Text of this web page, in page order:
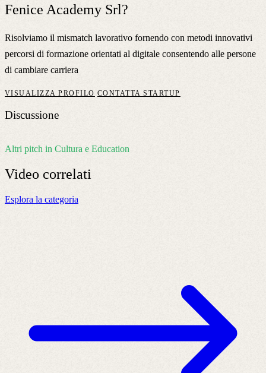
Fenice Academy Srl?
Risolviamo il mismatch lavorativo fornendo con metodi innovativi
percorsi di formazione orientati al digitale consentendo alle persone
di cambiare carriera
VISUALIZZA PROFILO CONTATTA STARTUP
Discussione
Altri pitch in Cultura e Education
Video correlati
Esplora la categoria